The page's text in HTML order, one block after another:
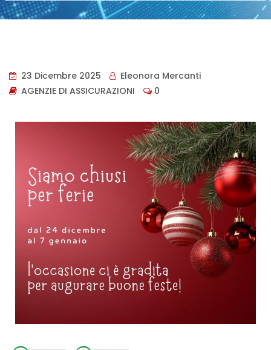
23 Dicembre 2025
Eleonora Mercanti
AGENZIE DI ASSICURAZIONI
0